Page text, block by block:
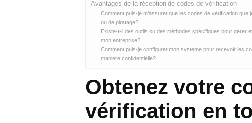
Avantages de la réception de codes de vérification
Comment puis-je m’assurer que les codes de vérification
ou de piratage?
Existe-t-il des outils ou des méthodes spécifiques pour gérer
mon entreprise?
Comment puis-je configurer mon système pour recevoir les
manière confidentielle?
Obtenez votre
vérification en